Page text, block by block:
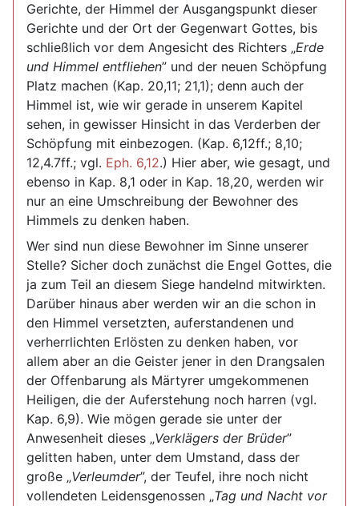
Gerichte, der Himmel der Ausgangspunkt dieser
Gerichte und der Ort der Gegenwart Gottes, bis
schließlich vor dem Angesicht des Richters „Erde
und Himmel entfliehen” und der neuen Schöpfung
Platz machen (Kap. 20,11; 21,1); denn auch der
Himmel ist, wie wir gerade in unserem Kapitel
sehen, in gewisser Hinsicht in das Verderben der
Schöpfung mit einbezogen. (Kap. 6,12ff.; 8,10;
12,4.7ff.; vgl. Eph. 6,12.) Hier aber, wie gesagt, und
ebenso in Kap. 8,1 oder in Kap. 18,20, werden wir
nur an eine Umschreibung der Bewohner des
Himmels zu denken haben.
Wer sind nun diese Bewohner im Sinne unserer
Stelle? Sicher doch zunächst die Engel Gottes, die
ja zum Teil an diesem Siege handelnd mitwirkten.
Darüber hinaus aber werden wir an die schon in
den Himmel versetzten, auferstandenen und
verherrlichten Erlösten zu denken haben, vor
allem aber an die Geister jener in den Drangsalen
der Offenbarung als Märtyrer umgekommenen
Heiligen, die der Auferstehung noch harren (vgl.
Kap. 6,9). Wie mögen gerade sie unter der
Anwesenheit dieses „Verklägers der Brüder”
gelitten haben, unter dem Umstand, dass der
große „Verleumder”, der Teufel, ihre noch nicht
vollendeten Leidensgenossen „Tag und Nacht vor